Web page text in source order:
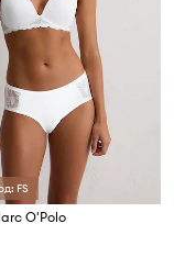
FS
O'Polo